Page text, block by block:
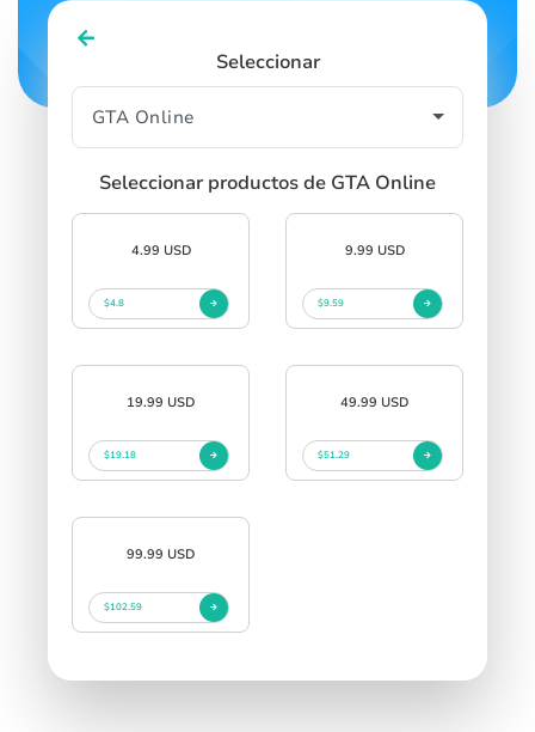
Seleccionar
Seleccionar productos de GTA Online
4.99 USD
$4.8
9.99 USD
$9.59
19.99 USD
$19.18
49.99 USD
$51.29
99.99 USD
$102.59